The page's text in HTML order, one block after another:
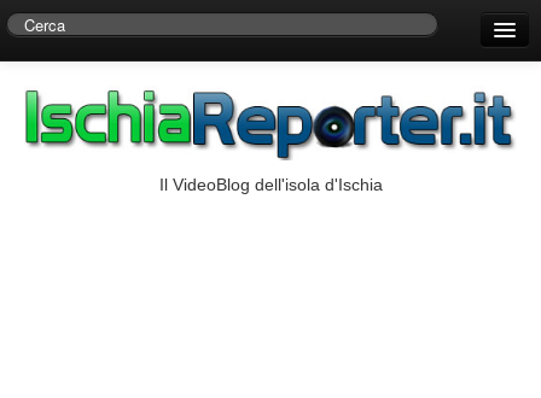
Centro di Ricerche Storiche D’Ambra
Il VideoBlog dell'isola d'Ischia